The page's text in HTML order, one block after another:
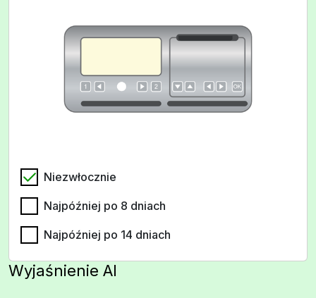
Niezwłocznie
Najpóźniej po 8 dniach
Najpóźniej po 14 dniach
Wyjaśnienie AI